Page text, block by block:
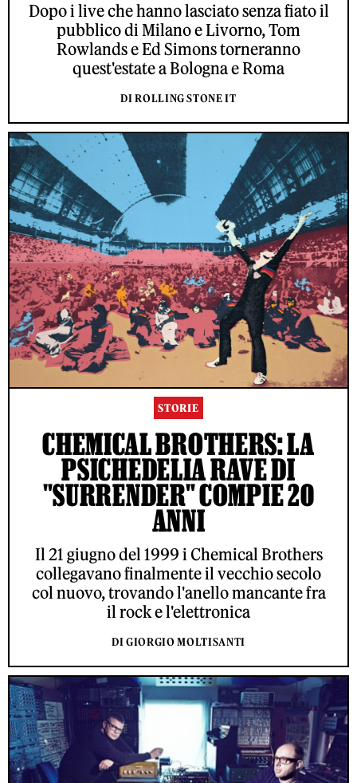
Dopo i live che hanno lasciato senza fiato il
pubblico di Milano e Livorno, Tom
Rowlands e Ed Simons torneranno
quest'estate a Bologna e Roma
DI ROLLING STONE IT
STORIE
CHEMICAL BROTHERS: LA
PSICHEDELIA RAVE DI
"SURRENDER" COMPIE 20
ANNI
Il 21 giugno del 1999 i Chemical Brothers
collegavano finalmente il vecchio secolo
col nuovo, trovando l'anello mancante fra
il rock e l'elettronica
DI GIORGIO MOLTISANTI